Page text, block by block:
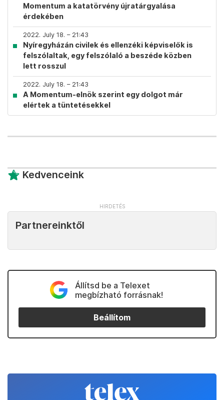
Momentum a katatörvény újratárgyalása
érdekében
2022. July 18. – 21:43
Nyíregyházán civilek és ellenzéki képviselők is
felszólaltak, egy felszólaló a beszéde közben
lett rosszul
2022. July 18. – 21:43
A Momentum-elnök szerint egy dolgot már
elértek a tüntetésekkel
Kedvenceink
Partnereinktől
Állítsd be a Telexet
megbízható forrásnak!
Beállítom